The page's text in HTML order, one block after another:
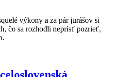
výkony a za pár jurášov si
čo sa rozhodli neprísť pozrieť,